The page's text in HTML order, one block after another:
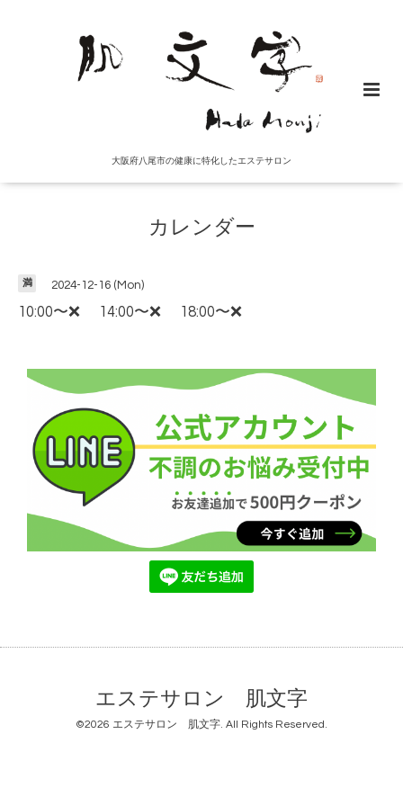
大阪府八尾市の健康に特化したエステサロン
カレンダー
満 2024-12-16 (Mon)
10:00〜❌ 14:00〜❌ 18:00〜❌
エステサロン 肌文字
©2026 エステサロン 肌文字. All Rights Reserved.